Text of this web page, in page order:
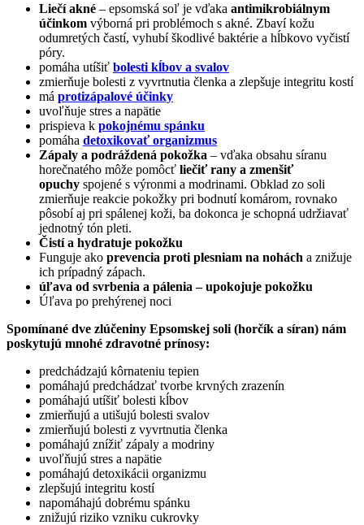
Liečí akné – epsomská soľ je vďaka antimikrobiálnym
účinkom výborná pri problémoch s akné. Zbaví kožu
odumretých častí, vyhubí škodlivé baktérie a hĺbkovo vyčistí
póry.
pomáha utíšiť bolesti kĺbov a svalov
zmierňuje bolesti z vyvrtnutia členka a zlepšuje integritu kostí
má protizápalové účinky
uvoľňuje stres a napätie
prispieva k pokojnému spánku
pomáha detoxikovať organizmus
Zápaly a podráždená pokožka – vďaka obsahu síranu
horečnatého môže pomôcť liečiť rany a zmenšiť
opuchy spojené s výronmi a modrinami. Obklad zo soli
zmierňuje reakcie pokožky pri bodnutí komárom, rovnako
pôsobí aj pri spálenej koži, ba dokonca je schopná udržiavať
jednotný tón pleti.
Čistí a hydratuje pokožku
Funguje ako prevencia proti plesniam na nohách a znižuje
ich prípadný zápach.
úľava od svrbenia a pálenia – upokojuje pokožku
Úľava po prehýrenej noci
Spomínané dve zlúčeniny Epsomskej soli (horčík a síran) nám
poskytujú mnohé zdravotné prínosy:
predchádzajú kôrnateniu tepien
pomáhajú predchádzať tvorbe krvných zrazenín
pomáhajú utíšiť bolesti kĺbov
zmierňujú a utišujú bolesti svalov
zmierňujú bolesti z vyvrtnutia členka
pomáhajú znížiť zápaly a modriny
uvoľňujú stres a napätie
pomáhajú detoxikácii organizmu
zlepšujú integritu kostí
napomáhajú dobrému spánku
znižujú riziko vzniku cukrovky